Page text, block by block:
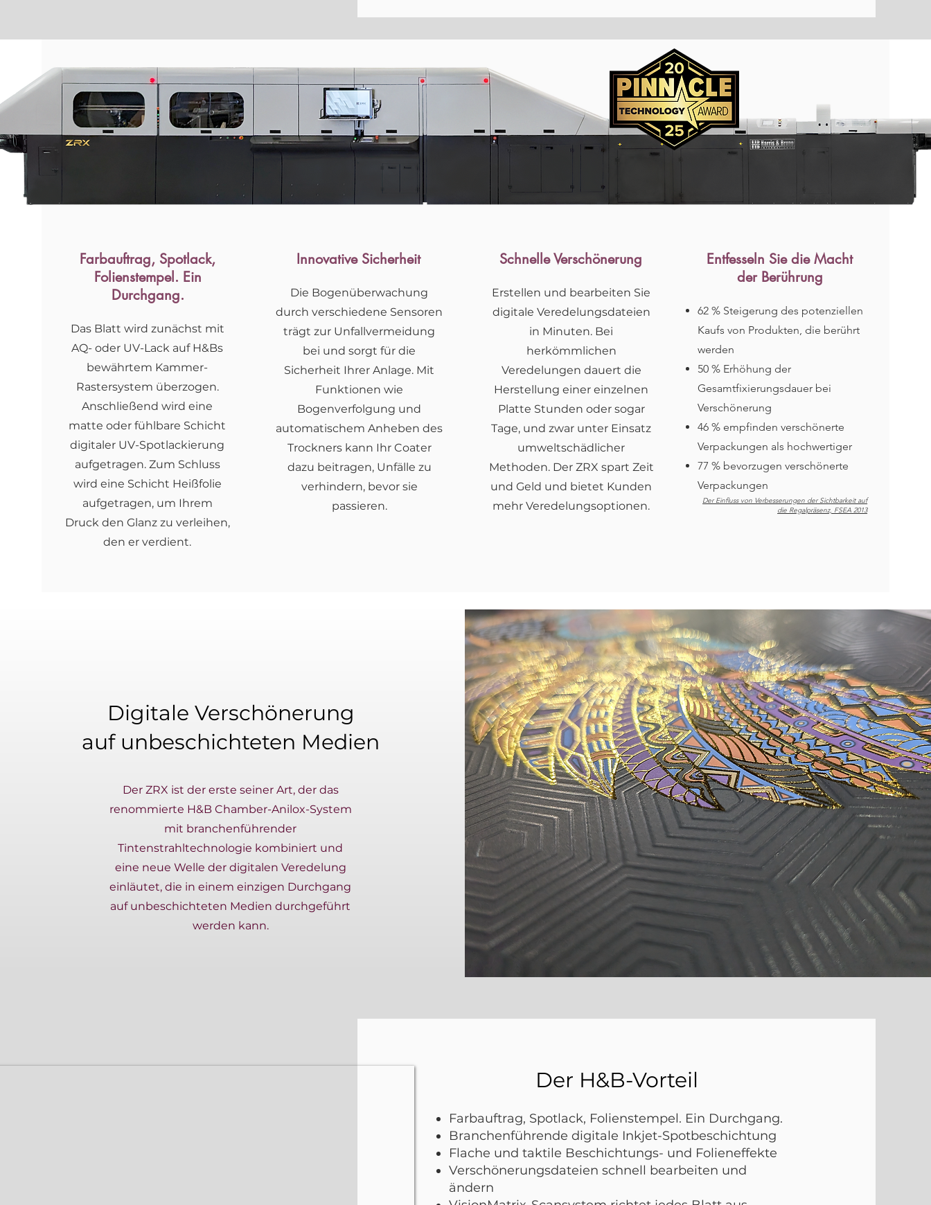
Farbauftrag, Spotlack,
Folienstempel. Ein
Durchgang.
Das Blatt wird zunächst mit
AQ- oder UV-Lack auf H&Bs
bewährtem Kammer-
Rastersystem überzogen.
Anschließend wird eine
matte oder fühlbare Schicht
digitaler UV-Spotlackierung
aufgetragen. Zum Schluss
wird eine Schicht Heißfolie
aufgetragen, um Ihrem
Druck den Glanz zu verleihen,
den er verdient.
Innovative Sicherheit
Die Bogenüberwachung
durch verschiedene Sensoren
trägt zur Unfallvermeidung
bei und sorgt für die
Sicherheit Ihrer Anlage. Mit
Funktionen wie
Bogenverfolgung und
automatischem Anheben des
Trockners kann Ihr Coater
dazu beitragen, Unfälle zu
verhindern, bevor sie
passieren.
Schnelle Verschönerung
Erstellen und bearbeiten Sie
digitale Veredelungsdateien
in Minuten. Bei
herkömmlichen
Veredelungen dauert die
Herstellung einer einzelnen
Platte Stunden oder sogar
Tage, und zwar unter Einsatz
umweltschädlicher
Methoden. Der ZRX spart Zeit
und Geld und bietet Kunden
mehr Veredelungsoptionen.
Entfesseln Sie die Macht
der Berührung
62 % Steigerung des potenziellen
Kaufs von Produkten, die berührt
werden
50 % Erhöhung der
Gesamtfixierungsdauer bei
Verschönerung
46 % empfinden verschönerte
Verpackungen als hochwertiger
77 % bevorzugen verschönerte
Verpackungen
Der Einfluss von Verbesserungen der Sichtbarkeit auf
die Regalpräsenz, FSEA 2013
Digitale Verschönerung
auf unbeschichteten Medien
Der ZRX ist der erste seiner Art, der das
renommierte H&B Chamber-Anilox-System
mit branchenführender
Tintenstrahltechnologie kombiniert und
eine neue Welle der digitalen Veredelung
einläutet, die in einem einzigen Durchgang
auf unbeschichteten Medien durchgeführt
werden kann.
Der H&B-Vorteil
Farbauftrag, Spotlack, Folienstempel. Ein Durchgang.
Branchenführende digitale Inkjet-Spotbeschichtung
Flache und taktile Beschichtungs- und Folieneffekte
Verschönerungsdateien schnell bearbeiten und
ändern